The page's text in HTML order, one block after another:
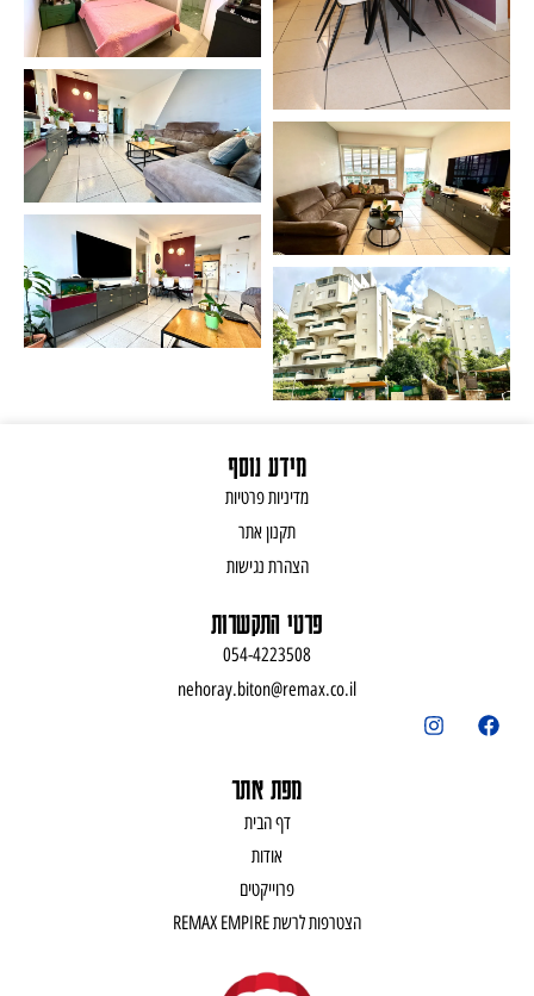
מידע נוסף
מדיניות פרטיות
תקנון אתר
הצהרת נגישות
פרטי התקשרות
054-4223508
nehoray.biton@remax.co.il
מפת אתר
דף הבית
אודות
פרוייקטים
הצטרפות לרשת REMAX EMPIRE